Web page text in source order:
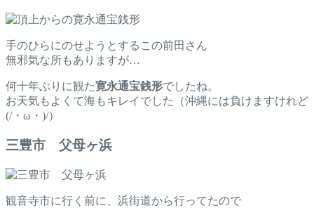
手のひらにのせようとするこの前田さん
無邪気な所もありますが…
何十年ぶりに観た寛永通宝銭形でしたね。
お天気もよくて海もキレイでした（沖縄には負けますけれど
(/・ω・)/）
三豊市 父母ヶ浜
観音寺市に行く前に、浜街道から行ってたので